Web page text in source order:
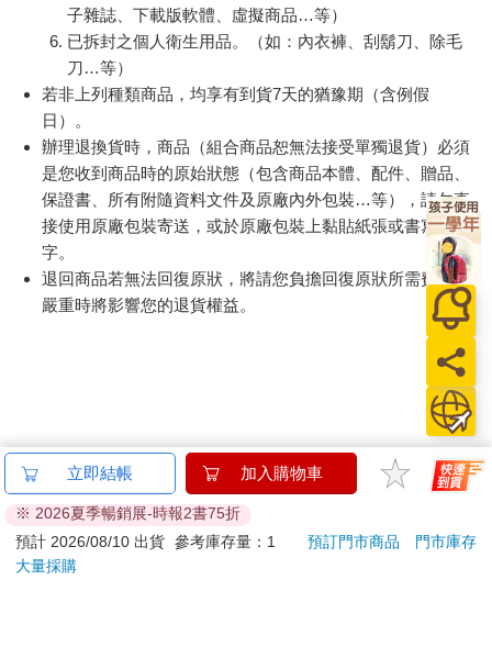
子雜誌、下載版軟體、虛擬商品…等）
已拆封之個人衛生用品。（如：內衣褲、刮鬍刀、除毛
刀…等）
若非上列種類商品，均享有到貨7天的猶豫期（含例假
日）。
辦理退換貨時，商品（組合商品恕無法接受單獨退貨）必須
是您收到商品時的原始狀態（包含商品本體、配件、贈品、
保證書、所有附隨資料文件及原廠內外包裝…等），請勿直
接使用原廠包裝寄送，或於原廠包裝上黏貼紙張或書寫文
字。
退回商品若無法回復原狀，將請您負擔回復原狀所需費用，
嚴重時將影響您的退貨權益。
立即結帳 加入購物車
※ 2026夏季暢銷展-時報2書75折
預計 2026/08/10 出貨 參考庫存量：1 預訂門市商品
門市庫存
大量採購